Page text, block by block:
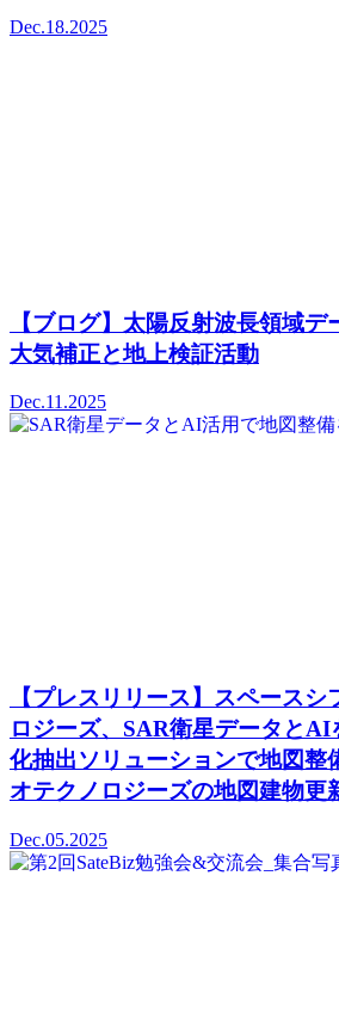
Dec.18.2025
【ブログ】太陽反射波長領域デ
大気補正と地上検証活動
Dec.11.2025
【プレスリリース】スペースシ
ロジーズ、SAR衛星データと
化抽出ソリューションで地図整
オテクノロジーズの地図建物更
Dec.05.2025